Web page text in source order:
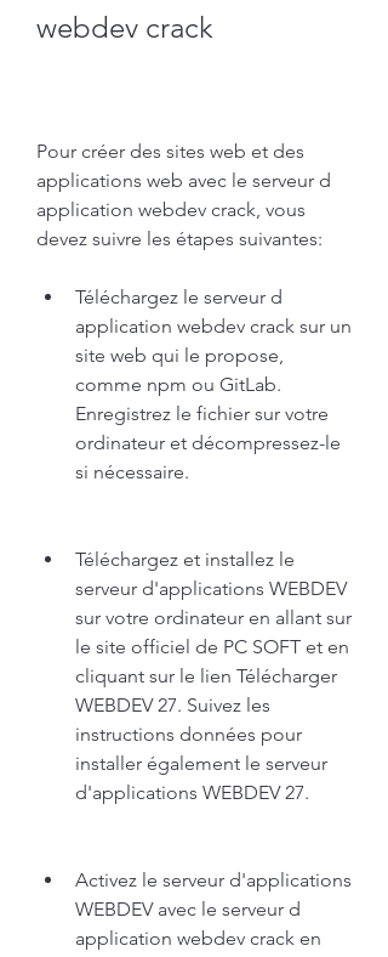
webdev crack
Pour créer des sites web et des
applications web avec le serveur d
application webdev crack, vous
devez suivre les étapes suivantes:
Téléchargez le serveur d
application webdev crack sur un
site web qui le propose,
comme npm ou GitLab.
Enregistrez le fichier sur votre
ordinateur et décompressez-le
si nécessaire.
Téléchargez et installez le
serveur d'applications WEBDEV
sur votre ordinateur en allant sur
le site officiel de PC SOFT et en
cliquant sur le lien Télécharger
WEBDEV 27. Suivez les
instructions données pour
installer également le serveur
d'applications WEBDEV 27.
Activez le serveur d'applications
WEBDEV avec le serveur d
application webdev crack en